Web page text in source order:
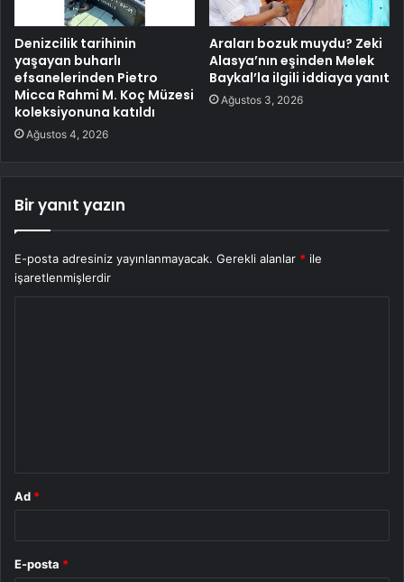
Denizcilik tarihinin
yaşayan buharlı
efsanelerinden Pietro
Micca Rahmi M. Koç Müzesi
koleksiyonuna katıldı
Ağustos 4, 2026
Araları bozuk muydu? Zeki
Alasya’nın eşinden Melek
Baykal’la ilgili iddiaya yanıt
Ağustos 3, 2026
Bir yanıt yazın
E-posta adresiniz yayınlanmayacak. Gerekli alanlar * ile
işaretlenmişlerdir
Ad *
E-posta *